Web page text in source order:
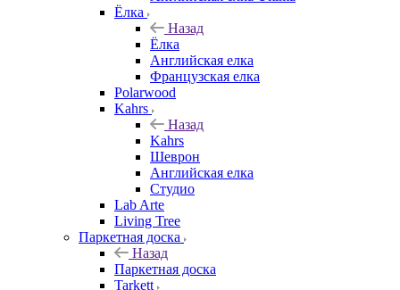
Ёлка
Назад
Ёлка
Английская елка
Французская елка
Polarwood
Kahrs
Назад
Kahrs
Шеврон
Английская елка
Студио
Lab Arte
Living Tree
Паркетная доска
Назад
Паркетная доска
Tarkett